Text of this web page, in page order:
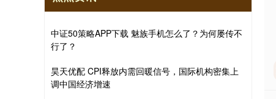
中证50策略APP下载 魅族手机怎么了？为何屡传不
行了？
昊天优配 CPI释放内需回暖信号，国际机构密集上
调中国经济增速